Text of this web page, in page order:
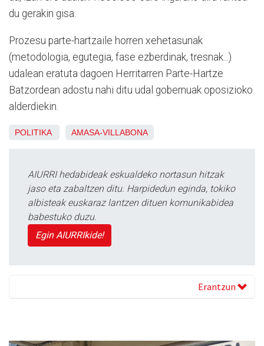
du gerakin gisa.
Prozesu parte-hartzaile horren xehetasunak
(metodologia, egutegia, fase ezberdinak, tresnak...)
udalean eratuta dagoen Herritarren Parte-Hartze
Batzordean adostu nahi ditu udal gobernuak oposizioko
alderdiekin.
POLITIKA AMASA-VILLABONA
AIURRI hedabideak eskualdeko nortasun hitzak
jaso eta zabaltzen ditu. Harpidedun eginda, tokiko
albisteak euskaraz lantzen dituen komunikabidea
babestuko duzu.
Egin AIURRIkide!
Erantzun